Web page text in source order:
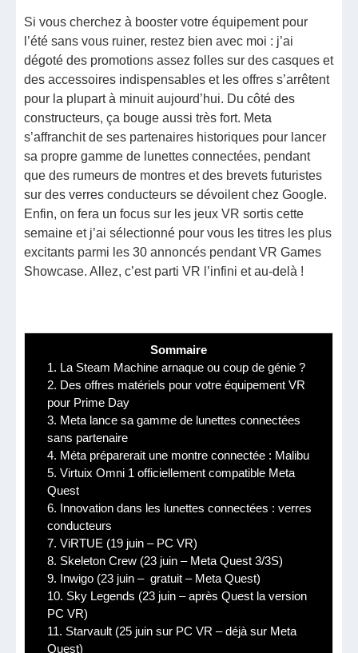
Si vous cherchez à booster votre équipement pour
l’été sans vous ruiner, restez bien avec moi : j’ai
dégoté des promotions assez folles sur des casques et
des accessoires indispensables et les offres s’arrêtent
pour la plupart à minuit aujourd’hui. Du côté des
constructeurs, ça bouge aussi très fort. Meta
s’affranchit de ses partenaires historiques pour lancer
sa propre gamme de lunettes connectées, pendant
que des rumeurs de montres et des brevets futuristes
sur des verres conducteurs se dévoilent chez Google.
Enfin, on fera un focus sur les jeux VR sortis cette
semaine et j’ai sélectionné pour vous les titres les plus
excitants parmi les 30 annoncés pendant VR Games
Showcase. Allez, c’est parti VR l’infini et au-delà !
Sommaire
1. La Steam Machine arnaque ou coup de génie ?
2. Des offres matériels pour votre équipement VR
pour Prime Day
3. Meta lance sa gamme de lunettes connectées
sans partenaire
4. Méta préparerait une montre connectée : Malibu
5. Virtuix Omni 1 officiellement compatible Meta
Quest
6. Innovation dans les lunettes connectées : verres
conducteurs
7. ViRTUE (19 juin – PC VR)
8. Skeleton Crew (23 juin – Meta Quest 3/3S)
9. Inwigo (23 juin – gratuit – Meta Quest)
10. Sky Legends (23 juin – après Quest la version
PC VR)
11. Starvault (25 juin sur PC VR – déjà sur Meta
Quest)